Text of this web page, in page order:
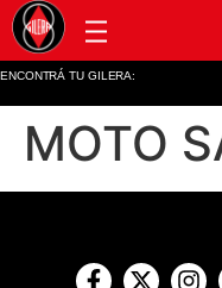
ENCONTRÁ TU GILERA:
MOTO